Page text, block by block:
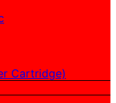
Cartridge)